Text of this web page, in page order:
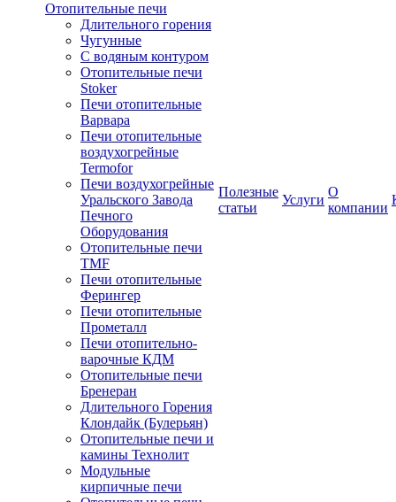
Отопительные печи
Длительного горения
Чугунные
C водяным контуром
Отопительные печи
Stoker
Печи отопительные
Варвара
Печи отопительные
воздухогрейные
Termofor
Печи воздухогрейные
Уральского Завода
Печного
Оборудования
Отопительные печи
TMF
Печи отопительные
Ферингер
Печи отопительные
Прометалл
Печи отопительно-
варочные КДМ
Отопительные печи
Бренеран
Длительного Горения
Клондайк (Булерьян)
Отопительные печи и
камины Технолит
Модульные
кирпичные печи
Полезные
статьи
Услуги
О
компании